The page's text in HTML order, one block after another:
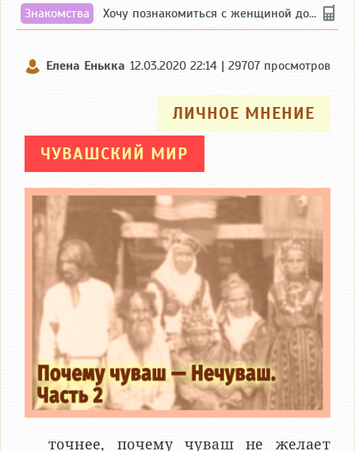
Знакомства Хочу познакомиться с женщиной до 55 лет чувашской или русской национальности дл...
Елена Енькка 12.03.2020 22:14 | 29707 просмотров
ЛИЧНОЕ МНЕНИЕ
ЧУВАШСКИЙ МИР
точнее, почему чуваш не желает